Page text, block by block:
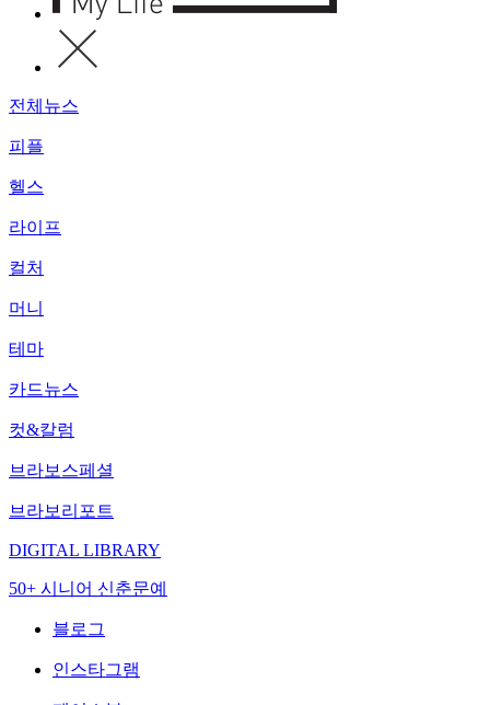
전체뉴스
피플
헬스
라이프
컬처
머니
테마
카드뉴스
컷&칼럼
브라보스페셜
브라보리포트
DIGITAL LIBRARY
50+ 시니어 신춘문예
블로그
인스타그램